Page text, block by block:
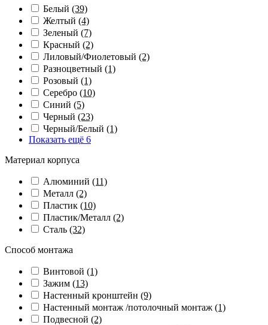
Белый (39)
Желтый (4)
Зеленый (7)
Красный (2)
Лиловый/Фиолетовый (2)
Разноцветный (1)
Розовый (1)
Серебро (10)
Синий (5)
Черный (23)
Черный/Белый (1)
Показать ещё 6
Материал корпуса
Алюминий (11)
Металл (2)
Пластик (10)
Пластик/Металл (2)
Сталь (32)
Способ монтажа
Винтовой (1)
Зажим (13)
Настенный кронштейн (9)
Настенный монтаж /потолочный монтаж (1)
Подвесной (2)